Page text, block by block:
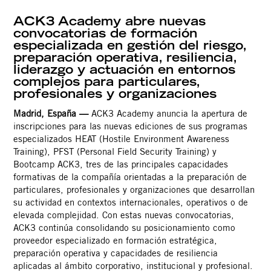
Contacto
ACK3 Academy abre nuevas
convocatorias de formación
especializada en gestión del riesgo,
preparación operativa, resiliencia,
liderazgo y actuación en entornos
complejos para particulares,
profesionales y organizaciones
Madrid, España —ACK3 Academy anuncia la apertura de
inscripciones para las nuevas ediciones de sus programas
especializados HEAT (Hostile Environment Awareness
Training), PFST (Personal Field Security Training) y
Bootcamp ACK3, tres de las principales capacidades
formativas de la compañía orientadas a la preparación de
particulares, profesionales y organizaciones que desarrollan
su actividad en contextos internacionales, operativos o de
elevada complejidad. Con estas nuevas convocatorias,
ACK3 continúa consolidando su posicionamiento como
proveedor especializado en formación estratégica,
preparación operativa y capacidades de resiliencia
aplicadas al ámbito corporativo, institucional y profesional.